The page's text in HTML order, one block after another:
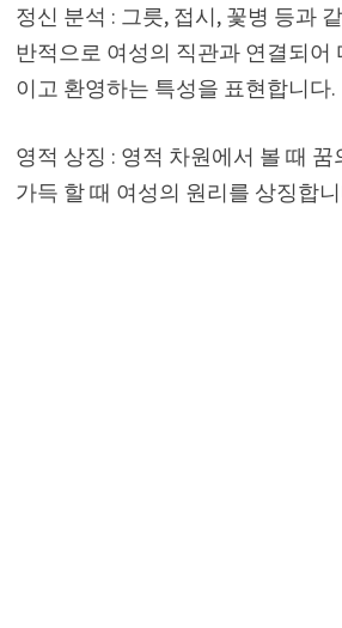
정신 분석 : 그릇, 접시, 꽃병 등과
반적으로 여성의 직관과 연결되어
이고 환영하는 특성을 표현합니다.
영적 상징 : 영적 차원에서 볼 때
가득 할 때 여성의 원리를 상징합